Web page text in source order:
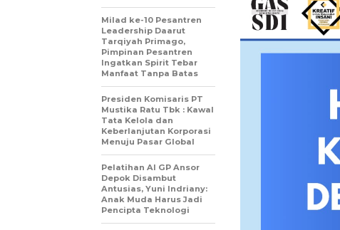
Milad ke-10 Pesantren
Leadership Daarut
Tarqiyah Primago,
Pimpinan Pesantren
Ingatkan Spirit Tebar
Manfaat Tanpa Batas
Presiden Komisaris PT
Mustika Ratu Tbk : Kawal
Tata Kelola dan
Keberlanjutan Korporasi
Menuju Pasar Global
Pelatihan AI GP Ansor
Depok Disambut
Antusias, Yuni Indriany:
Anak Muda Harus Jadi
Pencipta Teknologi